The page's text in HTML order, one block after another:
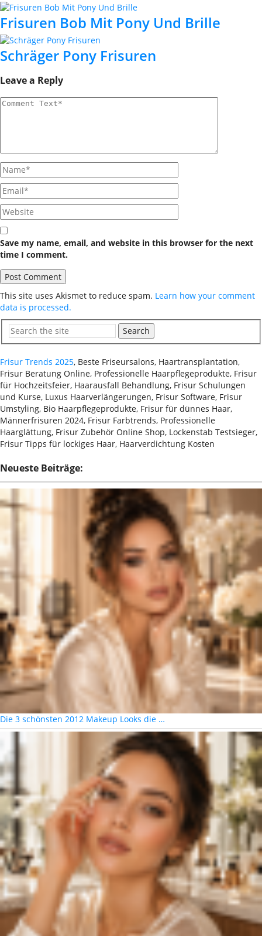
Frisuren Bob Mit Pony Und Brille
Schräger Pony Frisuren
Leave a Reply
Save my name, email, and website in this browser for the next
time I comment.
This site uses Akismet to reduce spam. Learn how your comment
data is processed.
Search
Frisur Trends 2025, Beste Friseursalons, Haartransplantation,
Frisur Beratung Online, Professionelle Haarpflegeprodukte, Frisur
für Hochzeitsfeier, Haarausfall Behandlung, Frisur Schulungen
und Kurse, Luxus Haarverlängerungen, Frisur Software, Frisur
Umstyling, Bio Haarpflegeprodukte, Frisur für dünnes Haar,
Männerfrisuren 2024, Frisur Farbtrends, Professionelle
Haarglättung, Frisur Zubehör Online Shop, Lockenstab Testsieger,
Frisur Tipps für lockiges Haar, Haarverdichtung Kosten
Neueste Beiträge:
Die 3 schönsten 2012 Makeup Looks die …